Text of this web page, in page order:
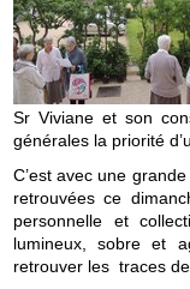
Sr Viviane et son
générales la priorité
C’est avec une
retrouvées ce
personnelle et
lumineux, sobre et
retrouver les traces